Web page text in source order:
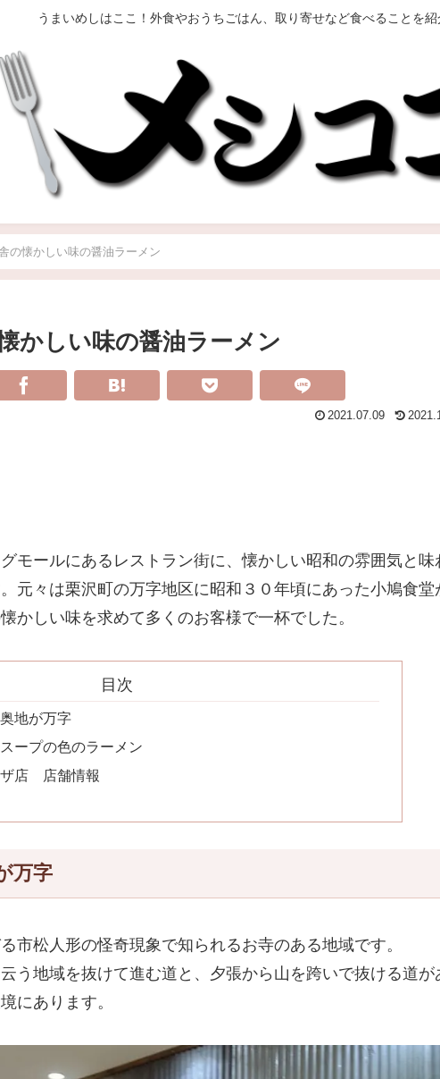
うまいめしはここ！外食やおうちごはん、取り寄せなど食べることを
の懐かしい味の醤油ラーメン
かしい味の醤油ラーメン
2021.07.09
モールにあるレストラン街に、懐かしい昭和の雰囲気と味
元々は栗沢町の万字地区に昭和３０年頃にあった小鳩食堂
かしい味を求めて多くのお客様で一杯でした。
目次
地が万字
ープの色のラーメン
ザ店 店舗情報
万字
市松人形の怪奇現象で知られるお寺のある地域です。
う地域を抜けて進む道と、夕張から山を跨いで抜ける道が
にあります。